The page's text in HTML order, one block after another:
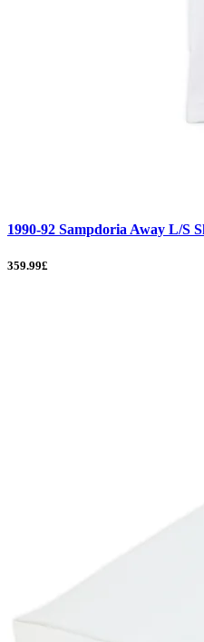
1990-92 Sampdoria Away L/S
359.99£